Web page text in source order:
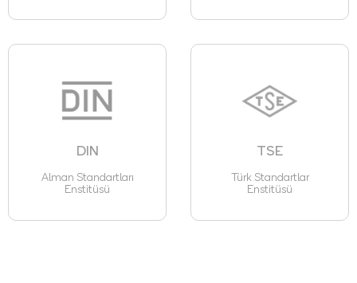
DIN
Alman Standartları
Enstitüsü
TSE
Türk Standartlar
Enstitüsü